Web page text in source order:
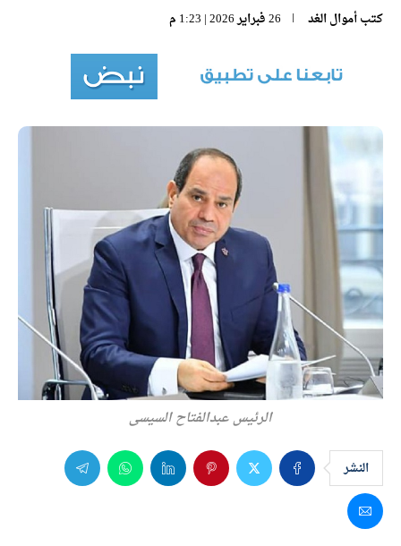
كتبأموال الغد 26 فبراير 2026 | 1:23 م
الرئيس عبدالفتاح السيسى
النشر